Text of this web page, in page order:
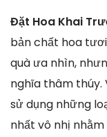
Đặt Hoa Khai
bản chất hoa
quà ưa nhìn,
nghĩa thâm thúy.
sử dụng những
nhất vô nhị